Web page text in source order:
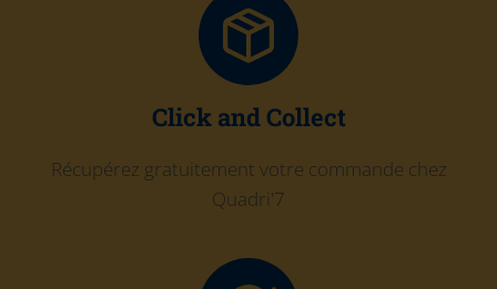
Click and Collect
Récupérez gratuitement votre commande chez
Quadri'7